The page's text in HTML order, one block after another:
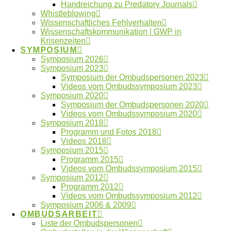
Handreichung zu Predatory Journals
Whistleblowing
Wissenschaftliches Fehlverhalten
Wissenschaftskommunikation | GWP in
Krisenzeiten
SYMPOSIUM
Symposium 2026
Symposium 2023
Symposium der Ombudspersonen 2023
Videos vom Ombudssymposium 2023
Symposium 2020
Symposium der Ombudspersonen 2020
Videos vom Ombudssymposium 2020
Symposium 2018
Programm und Fotos 2018
Videos 2018
Symposium 2015
Programm 2015
Videos vom Ombudssymposium 2015
Symposium 2012
Programm 2012
Videos vom Ombudssymposium 2012
Symposium 2006 & 2009
OMBUDSARBEIT
Liste der Ombudspersonen
Plagiate
Publikationspraxis Verlage Vertraulichkeit
Whistleblower
Neueste Artikel
Beitrag im Laborjournal zur Fehlerkultur in der
Wissenschaft
Anmeldung digitaler Workshoptag 2026
geöffnet
Anmeldung digitaler Workshoptag 2026
Jahresbericht 2025 des OWID online
Athens Statement: Empfehlungen für
verantwortungsbewusste transdisziplinäre
Forschung veröffentlicht
Impressum